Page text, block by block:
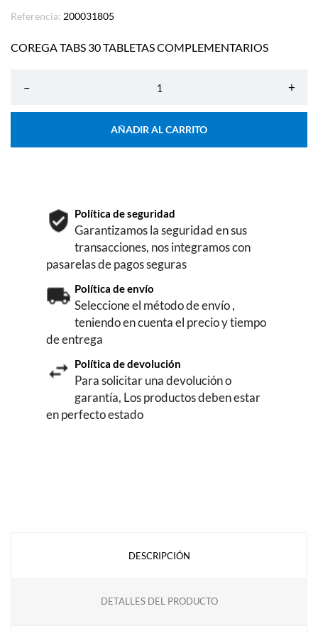
Referencia: 200031805
COREGA TABS 30 TABLETAS COMPLEMENTARIOS
– +
AÑADIR AL CARRITO
Política de seguridad
Garantizamos la seguridad en sus
transacciones, nos integramos con
pasarelas de pagos seguras
Política de envío
Seleccione el método de envío ,
teniendo en cuenta el precio y tiempo
de entrega
Política de devolución
Para solicitar una devolución o
garantía, Los productos deben estar
en perfecto estado
DESCRIPCIÓN
DETALLES DEL PRODUCTO